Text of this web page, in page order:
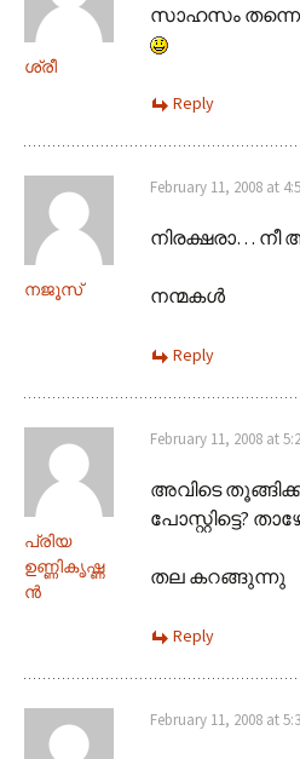
ശ്രീ
സാഹസം
Reply
നജൂസ്‌
February 11, 2008 at
നിരക്ഷരാ…
നന്മകള്‍
Reply
പ്രിയ
ഉണ്ണികൃഷ്ണ
ന്‍
February 11, 2008 at
അവിടെ
പോസ്റ്റിട്ടെ?
തല കറങ്ങുന്നു
Reply
February 11, 2008 at